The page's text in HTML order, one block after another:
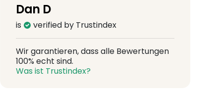
Dan D
is verified by Trustindex
Wir garantieren, dass alle Bewertungen
100% echt sind.
Was ist Trustindex?